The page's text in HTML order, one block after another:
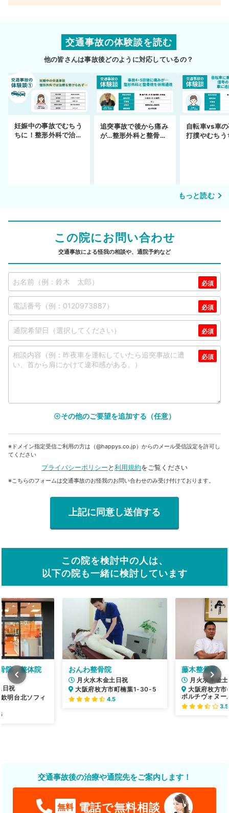
交通事故の体験談を読む
他の皆さんは事故後どのように対応しているの？
妊娠中の事故でむちう
ちに！整形外科で治療
追突事故で後から痛み
が…整形外科と整骨院
自転車vs車
打撲やむちう
もっと読む
この院にお問い合わせ
交通事故による怪我の相談や、通院予約など
add_circle_outlineその他のご要望を追加する（任意）
※ドメイン指定受信ご利用の方は（@happys.co.jp）からのメール受信設定を許可し
てください
プライバシーポリシーと利用規約をご覧ください
※こちらのフォームは交通事故のお怪我のお問い合わせのみ受け付けております。
この院を検討中の人は、
以下の院も一緒に検討しています
おんわ整骨院
月火水木金土日祝
大阪府枚方市町楠葉1-30-5
4.5
藤木整骨院
月火水木金
大阪府枚方
ポルチヴォヌー
3.5
院・整体院
日祝
明台北ソフィ
交通事故後の治療や通院先をご案内します！
無料 電話で無料相談